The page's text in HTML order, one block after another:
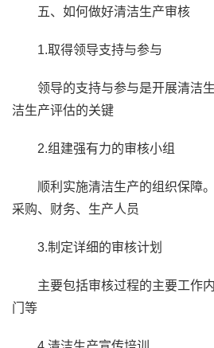
五、如何做好清洁生产审核
1.取得领导支持与参与
领导的支持与参与是开展清洁
洁生产评估的关键
2.组建强有力的审核小组
顺利实施清洁生产的组织保障
采购、财务、生产人员
3.制定详细的审核计划
主要包括审核过程的主要工作
门等